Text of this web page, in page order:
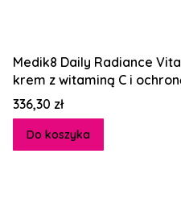
Medik8 Daily Radiance
krem z witaminą C i
Cena
336,30 zł
Do koszyka